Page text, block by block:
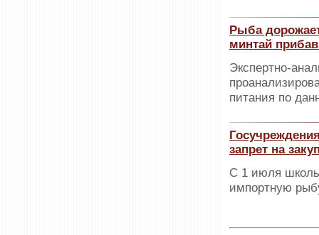
Рыба
минтай
Экспертно-
питания по
запрет на
С 1 июля
импортную